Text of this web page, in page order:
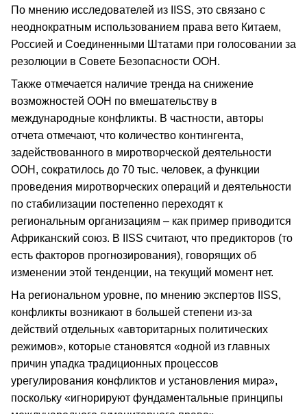
По мнению исследователей из IISS, это связано с
неоднократным использованием права вето Китаем,
Россией и Соединенными Штатами при голосовании за
резолюции в Совете Безопасности ООН.
Также отмечается наличие тренда на снижение
возможностей ООН по вмешательству в
международные конфликты. В частности, авторы
отчета отмечают, что количество контингента,
задействованного в миротворческой деятельности
ООН, сократилось до 70 тыс. человек, а функции
проведения миротворческих операций и деятельности
по стабилизации постепенно переходят к
региональным организациям – как пример приводится
Африканский союз. В IISS считают, что предикторов (то
есть факторов прогнозирования), говорящих об
изменении этой тенденции, на текущий момент нет.
На региональном уровне, по мнению экспертов IISS,
конфликты возникают в большей степени из-за
действий отдельных «авторитарных политических
режимов», которые становятся «одной из главных
причин упадка традиционных процессов
урегулирования конфликтов и установления мира»,
поскольку «игнорируют фундаментальные принципы